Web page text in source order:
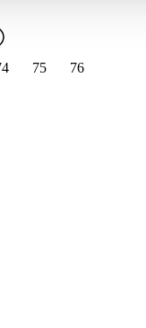
75 76